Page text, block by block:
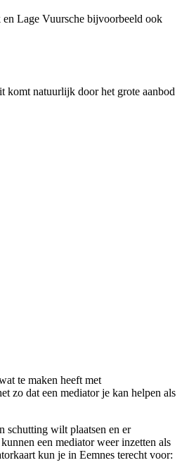
Lage Vuursche bijvoorbeeld ook
komt natuurlijk door het grote aanbod
te maken heeft met
zo dat een mediator je kan helpen als
schutting wilt plaatsen en er
een mediator weer inzetten als
kun je in Eemnes terecht voor: